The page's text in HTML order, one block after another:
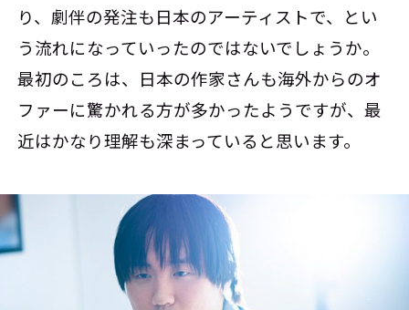
り、劇伴の発注も日本のアーティストで、とい
う流れになっていったのではないでしょうか。
最初のころは、日本の作家さんも海外からのオ
ファーに驚かれる方が多かったようですが、最
近はかなり理解も深まっていると思います。